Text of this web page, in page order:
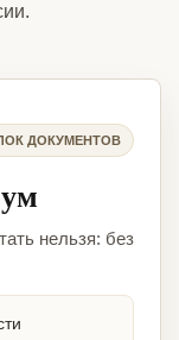
ДОКУМЕНТОВ
нельзя: без